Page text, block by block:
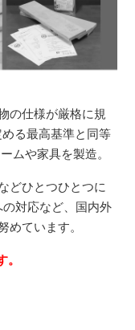
の仕様が厳格に規
る最高基準と同等
ムや家具を製造。
どひとつひとつに
対応など、国内外
めています。